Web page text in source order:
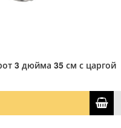
3 дюйма 35 см с царгой